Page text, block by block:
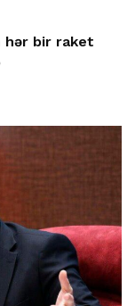
hər bir raket